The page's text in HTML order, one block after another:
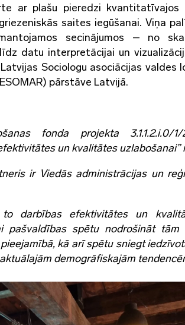
ar plašu pieredzi kvantitatīvajos
saites iegūšanai. Viņa
secinājumos – no
datu interpretācijai un
Sociologu asociācijas valdes
pārstāve Latvijā.
fonda projekta 3.1.1.2.i.0/1/
un kvalitātes uzlabošanai”
ir Viedās administrācijas un
darbības efektivitātes un
pašvaldības spētu nodrošināt tām
kā arī spētu sniegt
demogrāfiskajām